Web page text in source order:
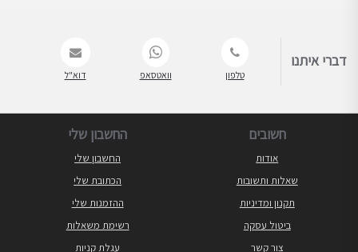
דברי איתנו
טלפון וואטסאפ דוא"ל
חשובים
אודות
שאלות ותשובות
תקנון ומדיניות
ביטול עסקה
צור קשר
החשבון שלי
החשבון שלי
הכתובת שלי
ההזמנות שלי
רשימת משאלות
עגלת קניות